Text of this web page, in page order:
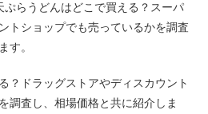
ぷらうどんはどこで買える？スーパ
トショップでも売っているかを調査
す。
？ドラッグストアやディスカウント
調査し、相場価格と共に紹介しま